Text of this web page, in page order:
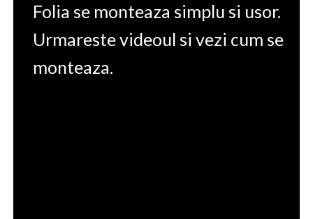
Folia se monteaza simplu si usor.
Urmareste videoul si vezi cum se
monteaza.